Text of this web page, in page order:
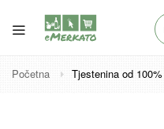
Početna Tjestenina od